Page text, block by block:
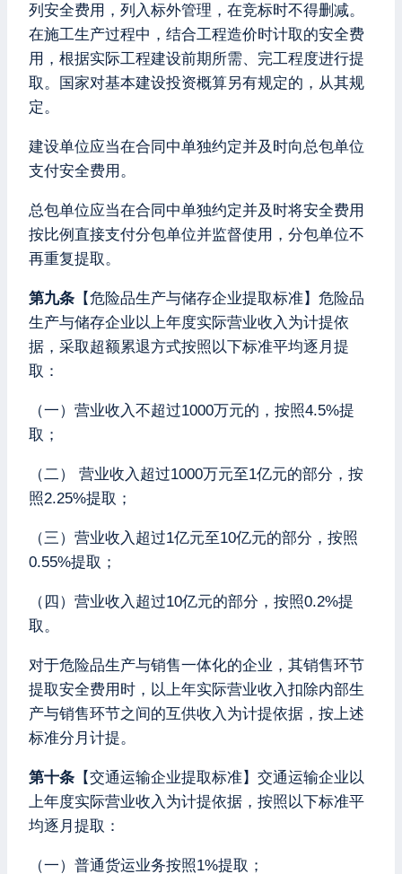
列安全费用，列入标外管理，在竞标时不得删减。
在施工生产过程中，结合工程造价时计取的安全费
用，根据实际工程建设前期所需、完工程度进行提
取。国家对基本建设投资概算另有规定的，从其规
定。
建设单位应当在合同中单独约定并及时向总包单位
支付安全费用。
总包单位应当在合同中单独约定并及时将安全费用
按比例直接支付分包单位并监督使用，分包单位不
再重复提取。
第九条 【危险品生产与储存企业提取标准】危险品
生产与储存企业以上年度实际营业收入为计提依
据，采取超额累退方式按照以下标准平均逐月提
取：
（一）营业收入不超过1000万元的，按照4.5%提
取；
（二） 营业收入超过1000万元至1亿元的部分，按
照2.25%提取；
（三）营业收入超过1亿元至10亿元的部分，按照
0.55%提取；
（四）营业收入超过10亿元的部分，按照0.2%提
取。
对于危险品生产与销售一体化的企业，其销售环节
提取安全费用时，以上年实际营业收入扣除内部生
产与销售环节之间的互供收入为计提依据，按上述
标准分月计提。
第十条 【交通运输企业提取标准】交通运输企业以
上年度实际营业收入为计提依据，按照以下标准平
均逐月提取：
（一）普通货运业务按照1%提取；